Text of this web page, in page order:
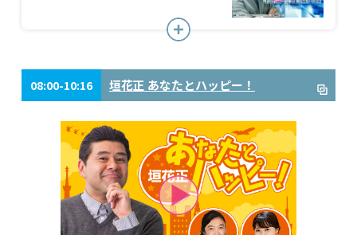
08:00-10:16 垣花正 あなたとハッピー！